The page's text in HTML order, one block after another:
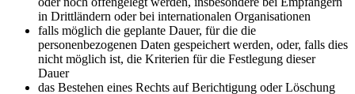
in Drittländern oder bei internationalen Organisationen
falls möglich die geplante Dauer, für die die
personenbezogenen Daten gespeichert werden, oder, falls dies
nicht möglich ist, die Kriterien für die Festlegung dieser
Dauer
das Bestehen eines Rechts auf Berichtigung oder Löschung